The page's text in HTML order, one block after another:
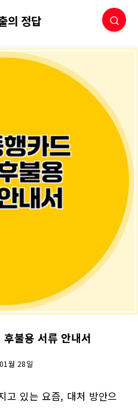
출의 정답
불용 서류 안내서
월 28일
고 있는 요즘, 대처 방안으